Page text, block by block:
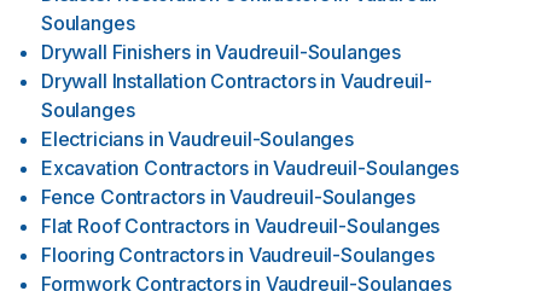
Soulanges
Drywall Finishers in Vaudreuil-Soulanges
Drywall Installation Contractors in Vaudreuil-
Soulanges
Electricians in Vaudreuil-Soulanges
Excavation Contractors in Vaudreuil-Soulanges
Fence Contractors in Vaudreuil-Soulanges
Flat Roof Contractors in Vaudreuil-Soulanges
Flooring Contractors in Vaudreuil-Soulanges
Formwork Contractors in Vaudreuil-Soulanges